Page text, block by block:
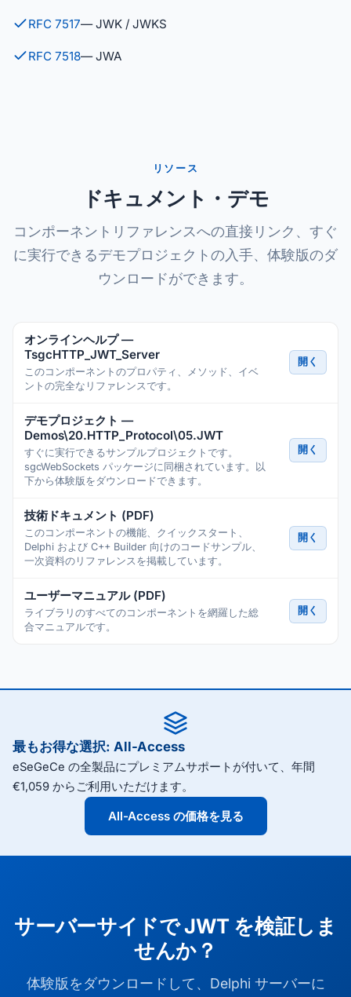
RFC 7517— JWK / JWKS
RFC 7518— JWA
リソース
ドキュメント・デモ
コンポーネントリファレンスへの直接リンク、すぐ
に実行できるデモプロジェクトの入手、体験版のダ
ウンロードができます。
オンラインヘルプ —
TsgcHTTP_JWT_Server
このコンポーネントのプロパティ、メソッド、イベ
ントの完全なリファレンスです。
開く
デモプロジェクト —
Demos\20.HTTP_Protocol\05.JWT
すぐに実行できるサンプルプロジェクトです。
sgcWebSockets パッケージに同梱されています。以
下から体験版をダウンロードできます。
開く
技術ドキュメント (PDF)
このコンポーネントの機能、クイックスタート、
Delphi および C++ Builder 向けのコードサンプル、
一次資料のリファレンスを掲載しています。
開く
ユーザーマニュアル (PDF)
ライブラリのすべてのコンポーネントを網羅した総
合マニュアルです。
開く
最もお得な選択: All-Access
eSeGeCe の全製品にプレミアムサポートが付いて、年間
€1,059 からご利用いただけます。
All-Access の価格を見る
サーバーサイドで JWT を検証しま
せんか？
体験版をダウンロードして、Delphi サーバーに